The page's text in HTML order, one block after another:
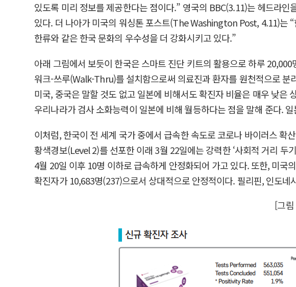
있도록 미리 정보를 제공한다는 점이다.” 영국의 BBC(3.11)는 헤드라
있다. 더 나아가 미국의 워싱톤 포스트(The Washington Post, 4.11)는
한류와 같은 한국 문화의 우수성을 더 강화시키고 있다.”
아래 그림에서 보듯이 한국은 스마트 진단 키트의 활용으로 하루
워크-쓰루(Walk-Thru)를 설치함으로써 의료진과 환자를 원천적으로
미국, 중국은 말할 것도 없고 일본에 비해서도 확진자 비율은 매우 낮
우리나라가 검사 소화능력이 일본에 비해 월등하다는 점을 말해 준다.
이처럼, 한국이 전 세계 국가 중에서 급속한 속도로 코로나 바이러스
황색경보(Level 2)를 선포한 이래 3월 22일에는 강력한 ‘사회적 거리
4월 20일 이후 10명 이하로 급속하게 안정화되어 가고 있다. 또한, 미
확진자가 10,683명(237)으로서 상대적으로 안정적이다. 필리핀, 인도
[그